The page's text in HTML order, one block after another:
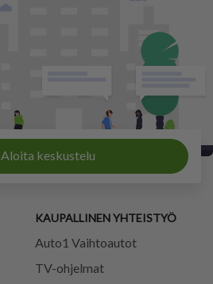
Aloita keskustelu
KAUPALLINEN YHTEISTYÖ
Auto1 Vaihtoautot
TV-ohjelmat